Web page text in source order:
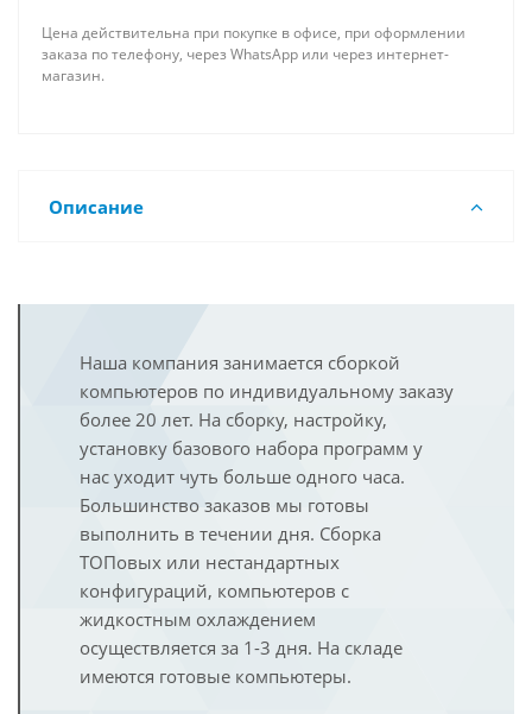
Цена действительна при покупке в офисе, при оформлении
заказа по телефону, через WhatsApp или через интернет-
магазин.
Описание
Наша компания занимается сборкой
компьютеров по индивидуальному заказу
более 20 лет. На сборку, настройку,
установку базового набора программ у
нас уходит чуть больше одного часа.
Большинство заказов мы готовы
выполнить в течении дня. Сборка
ТОПовых или нестандартных
конфигураций, компьютеров с
жидкостным охлаждением
осуществляется за 1-3 дня. На складе
имеются готовые компьютеры.